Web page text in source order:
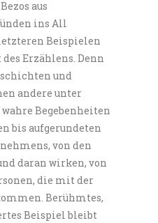
aus
ins All
Beispielen
Erzählens. Denn
und
andere unter
Begebenheiten
bis aufgerundeten
von den
daran wirken, von
die mit der
Berühmtes,
Beispiel bleibt